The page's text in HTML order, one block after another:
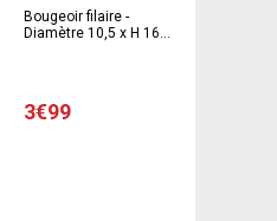
Bougeoir filaire -
Diamètre 10,5 x H 16
3€99